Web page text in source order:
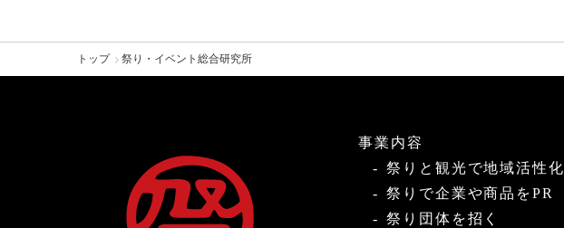
トップ 祭り・イベント総合研究所
事業内容
祭りと観光で地域活性化
祭りで企業や商品をPR
祭り団体を招く